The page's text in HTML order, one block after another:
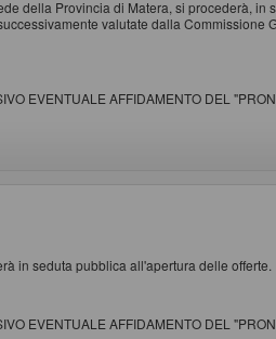
della Provincia di Matera, si procederà, in
valutate dalla Commissione
EVENTUALE AFFIDAMENTO DEL
in seduta pubblica all'apertura delle offerte.
EVENTUALE AFFIDAMENTO DEL